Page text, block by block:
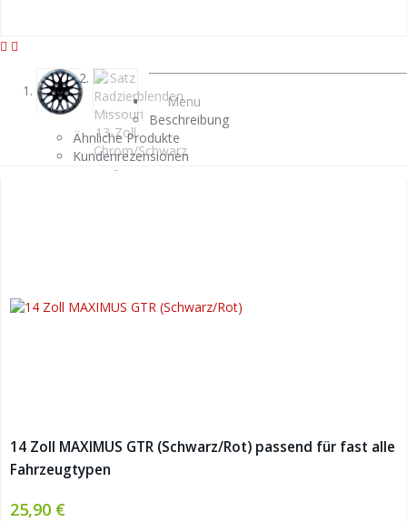
Menu
Beschreibung
Ähnliche Produkte
Kundenrezensionen
14 Zoll MAXIMUS GTR (Schwarz/Rot) passend für fast alle
Fahrzeugtypen
25,90 €